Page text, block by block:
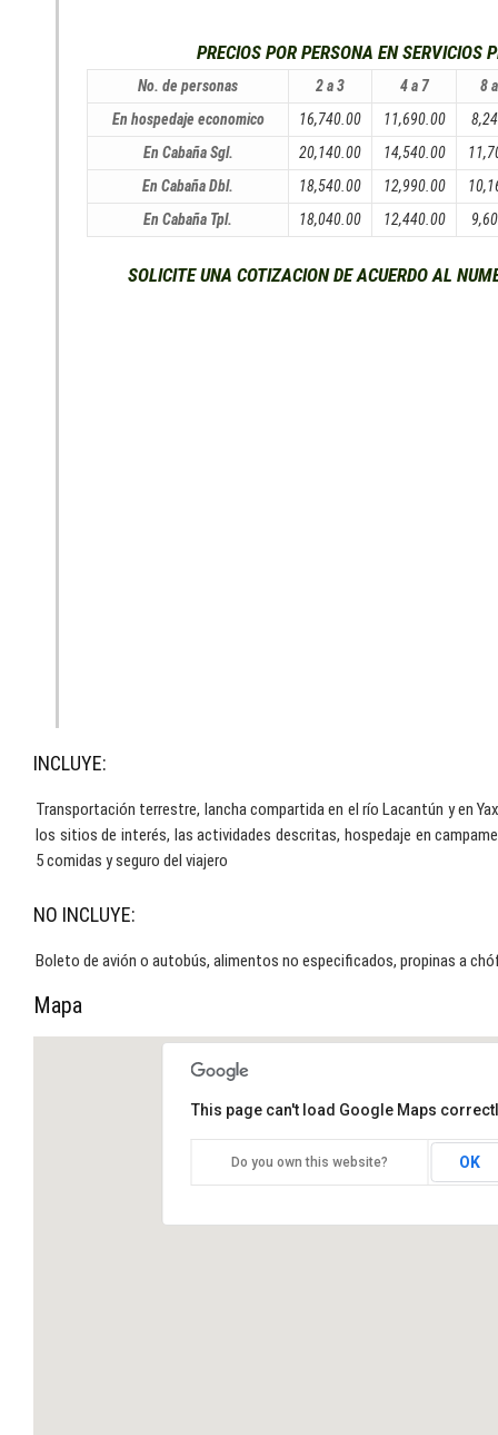
PRECIOS POR PERSONA EN SERVICIOS
No. de personas 2 a 3 4 a 7
8
En hospedaje economico
16,740.00 11,690.00
En Cabaña Sgl.
20,140.00 14,540.00
En Cabaña Dbl.
18,540.00 12,990.00
En Cabaña Tpl.
18,040.00 12,440.00
SOLICITE UNA COTIZACION DE ACUERDO AL
INCLUYE:
Transportación terrestre, lancha compartida en el río Lacantún y en
los sitios de interés, las actividades descritas, hospedaje en
5 comidas y seguro del viajero
NO INCLUYE:
Boleto de avión o autobús, alimentos no especificados, propinas a
Mapa
LA RUTA DEL TAPIR. ¡Viaje por la
ruta de los Mayas!
This page can't load Google Maps
Do you own this website? OK